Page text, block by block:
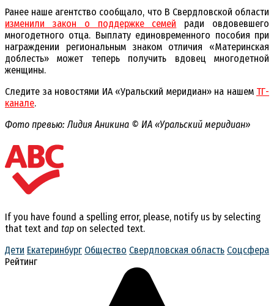
Ранее наше агентство сообщало, что В Свердловской области
изменили закон о поддержке семей ради овдовевшего
многодетного отца. Выплату единовременного пособия при
награждении региональным знаком отличия «Материнская
доблесть» может теперь получить вдовец многодетной
женщины.
Следите за новостями ИА «Уральский меридиан» на нашем ТГ-
канале.
Фото превью: Лидия Аникина © ИА «Уральский меридиан»
If you have found a spelling error, please, notify us by selecting
that text and tap on selected text.
Дети Екатеринбург Общество Свердловская область Соцсфера
Рейтинг